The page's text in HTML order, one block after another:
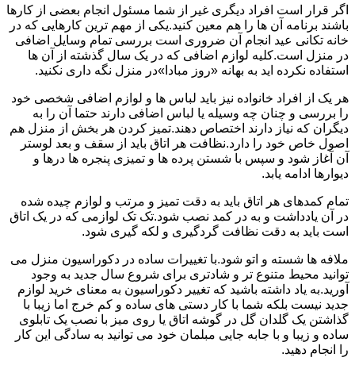
اگر قرار است افراد دیگری غیر از شما مسئول انجام بعضی از کارها
باشند برنامه آن ها را هم معین کنید.یکی از مهم ترین کارهایی که در
خانه تکانی عید انجام آن ضروری است بررسی تمام وسایل اضافی
در منزل است.کلیه لوازم اضافی که در یک سال گذشته از آن ها
استفاده نکرده اید به بهانه «روز مبادا»در منزل نگه داری نکنید.
هر یک از افراد خانواده نیز باید لباس ها و لوازم اضافی شخصی خود
را بررسی و چنان چه وسیله یا لباس اضافی دارند حتما آن را به
دیگران که نیاز دارند اختصاص دهند.تمیز کردن هر بخش از منزل هم
اصول خاص خود را دارد.نظافت هر اتاق باید از سقف و بعد لوستر
آن آغاز شود و سپس با شستن پرده ها و تمیزی پنجره ها درها و
دیوارها ادامه یابد.
تمام کمدهای هر اتاق باید به دقت تمیز و مرتب و لوازم چیده شده
در آن یادداشت و به در کمد نصب شود.تک تک لوازمی که در یک اتاق
است باید به دقت نظافت گردگیری و لکه گیری شود.
ملافه ها شسته و اتو شود.با تغییرات ساده در دکوراسیون منزل می
توانید محیط متنوع تر و شادتری برای شروع سال جدید به وجود
آورید.به یاد داشته باشید که تغییر دکوراسیون به معنای خرید لوازم
جدید نیست بلکه شما با کار دستی های ساده و کم خرج اما زیبا با
گذاشتن یک گلدان گل در گوشه اتاق یا روی میز با نصب یک تابلوی
ساده و زیبا و با جابه جایی مبلمان خود می توانید به سادگی این کار
را انجام دهید.